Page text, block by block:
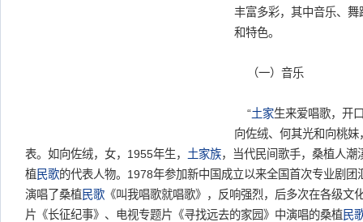
丰富多彩，其中音乐、
和特色。
（一）音乐
“土家生来爱唱歌，开
向佐绒、何其光和向桃妹
表。如向佐绒，女，1955年生， 土家族，当代民间歌手，桑植人
植民歌的代表人物。1978年参加新中国成立以来全国首次专业剧
演唱了桑植民歌 《叫我唱歌就唱歌》，反响强烈，后多次在各级文
片《长征纪事》、电视专题片《寻找远去的家园》中演唱的桑植民